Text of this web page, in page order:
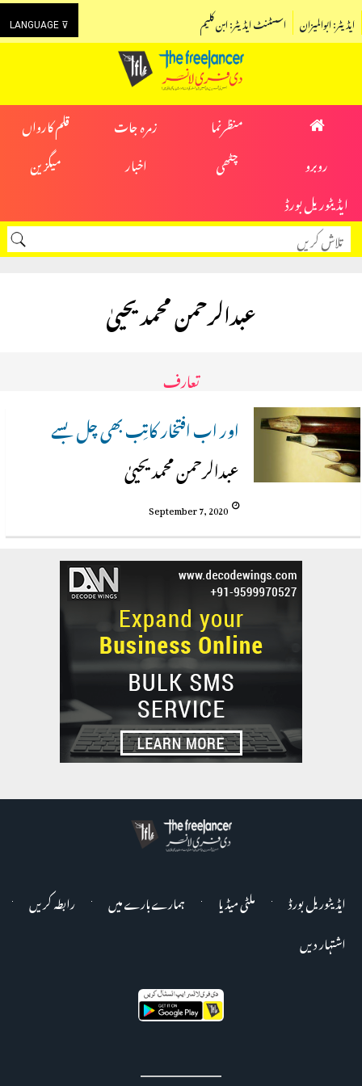
LANGUAGE ⊽ اسسٹنٹ ایڈیٹر: ابن کلیم ایڈیٹر: ابوالمیزان
منظرنما زمرہ جات
قلم کارواں
روبرو
چٹھی اخبار
میگزین
ایڈیٹوریل بورڈ
عبدالرحمن محمد یحییٰ
تعارف
اور اب افتخار کاتِب بھی چل بسے
عبدالرحمن محمد یحییٰ
September 7, 2020
ایڈیٹوریل بورڈ ملٹی میڈیا ہمارے بارے میں
رابطہ کریں
اشتہار دیں